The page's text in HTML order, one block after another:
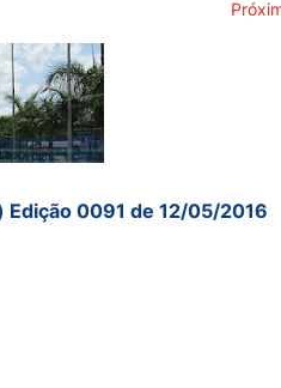
Edição 0091 de 12/05/2016